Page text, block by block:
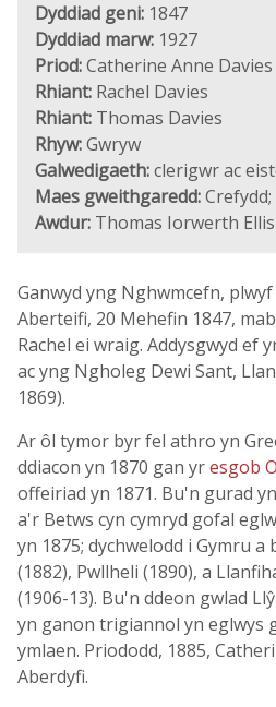
Dyddiad geni: 1847
Dyddiad marw: 1927
Priod:Catherine Anne
Rhiant: Rachel Davies
Rhiant: Thomas Davies
Rhyw:Gwryw
Galwedigaeth:clerigwr ac
Maes gweithgaredd:
Awdur: Thomas Iorwerth Ellis
Ganwyd yng Nghwmcefn,
Aberteifi, 20 Mehefin 1847,
Rachel ei wraig. Addysgwyd ef
ac yng Ngholeg Dewi Sant,
1869).
Ar ôl tymor byr fel athro yn
ddiacon yn 1870 gan yresgob
offeiriad yn 1871. Bu'n gurad
a'r Betws cyn cymryd gofal
yn 1875; dychwelodd i Gymru
(1882), Pwllheli (1890), a
(1906-13). Bu'n ddeon gwlad
yn ganon trigiannol yn eglwys
ymlaen. Priododd, 1885,
Aberdyfi.